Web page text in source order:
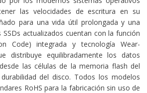
las velocidades de escritura en su
para una vida útil prolongada y una
actualizados cuentan con la función
Code) integrada y tecnología Wear-
distribuye equilibradamente los datos
las células de la memoria flash del
del disco. Todos los modelos
RoHS para la fabricación sin uso de